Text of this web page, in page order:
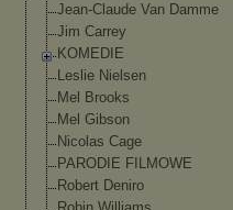
Jean-Claude Van Damme
Jim Carrey
KOMEDIE
Leslie Nielsen
Mel Brooks
Mel Gibson
Nicolas Cage
PARODIE FILMOWE
Robert Deniro